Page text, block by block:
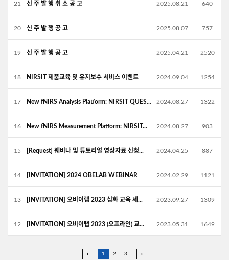
21 신 주 발 행 취 소 공 고 2025.08.21 640
20 신 주 발 행 공 고 2025.08.07 757
19 신 주 발 행 공 고 2025.04.21 2520
18 NIRSIT 제품교육 및 유지보수 서비스 이벤트 2024.09.04 1254
17 New fNIRS Analysis Platform: NIRSIT QUES... 2024.08.27 1322
16 New fNIRS Measurement Platform: NIRSIT... 2024.08.27 903
15 [Request] 웨비나 및 튜토리얼 영상자료 신청... 2024.04.25 887
14 [INVITATION] 2024 OBELAB WEBINAR 2024.02.29 1121
13 [INVITATION] 오비이랩 2023 심화 교육 세... 2023.09.27 1309
12 [INVITATION] 오비이랩 2023 (오프라인) 교... 2023.05.31 1649
1 2 3